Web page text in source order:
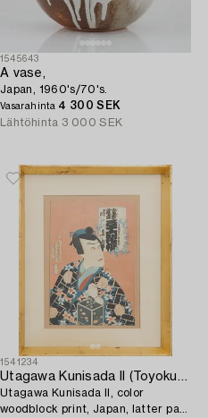
1545643
A vase,
Japan, 1960's/70's.
Vasarahinta 4 300 SEK
Lähtöhinta 3 000 SEK
1541234
Utagawa Kunisada II, color
woodblock print, Japan, latter part